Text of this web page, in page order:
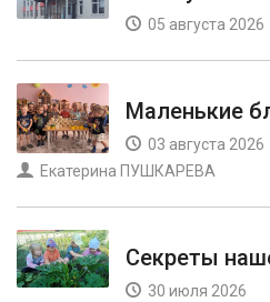
05 августа 2026
Маленькие
03 августа 2026
Екатерина ПУШКАРЕВА
Секреты
30 июля 2026